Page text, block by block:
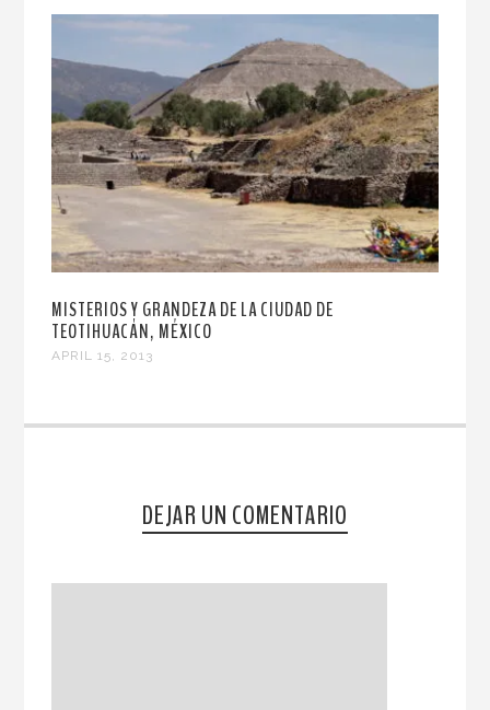
MISTERIOS Y GRANDEZA DE LA CIUDAD DE
TEOTIHUACÁN, MÉXICO
APRIL 15, 2013
DEJAR UN COMENTARIO